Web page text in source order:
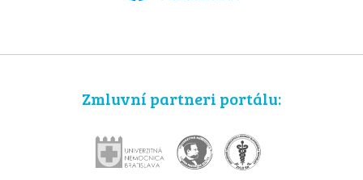
Zmluvní partneri portálu: